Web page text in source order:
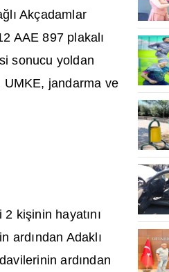
ğlı Akçadamlar
AAE 897 plakalı
sonucu yoldan
UMKE, jandarma ve
2 kişinin hayatını
ardından Adaklı
ardından